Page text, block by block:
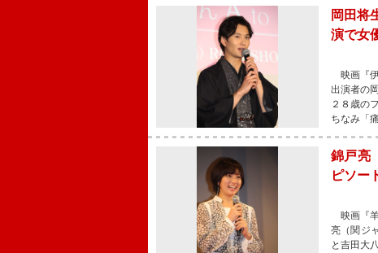
岡田将
演で女
映画『
出演者の
２８歳の
ちなみ「
錦戸亮
ピソー
映画『
亮（関ジ
と吉田大